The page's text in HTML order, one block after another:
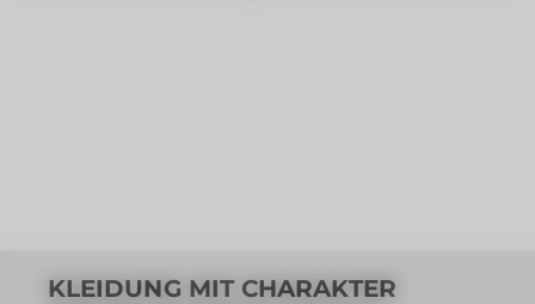
KLEIDUNG MIT CHARAKTER